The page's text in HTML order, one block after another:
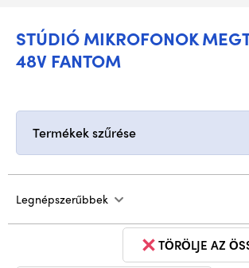
STÚDIÓ MIKROFONOK
48V FANTOM
Termékek szűrése
Legnépszerűbbek
TÖRÖLJE AZ